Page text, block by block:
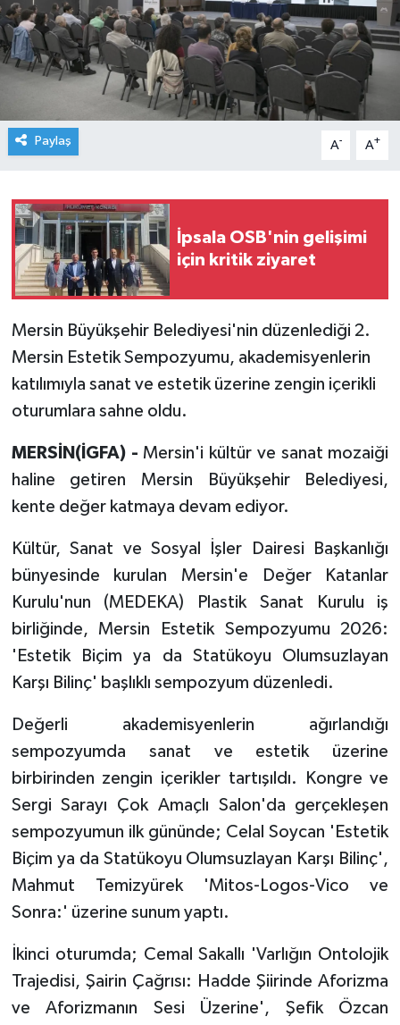
Paylaş A- A+
İpsala OSB'nin gelişimi
için kritik ziyaret
Mersin Büyükşehir Belediyesi'nin düzenlediği 2.
Mersin Estetik Sempozyumu, akademisyenlerin
katılımıyla sanat ve estetik üzerine zengin içerikli
oturumlara sahne oldu.
MERSİN(İGFA) - Mersin'i kültür ve sanat mozaiği
haline getiren Mersin Büyükşehir Belediyesi,
kente değer katmaya devam ediyor.
Kültür, Sanat ve Sosyal İşler Dairesi Başkanlığı
bünyesinde kurulan Mersin'e Değer Katanlar
Kurulu'nun (MEDEKA) Plastik Sanat Kurulu iş
birliğinde, Mersin Estetik Sempozyumu 2026:
'Estetik Biçim ya da Statükoyu Olumsuzlayan
Karşı Bilinç' başlıklı sempozyum düzenledi.
Değerli akademisyenlerin ağırlandığı
sempozyumda sanat ve estetik üzerine
birbirinden zengin içerikler tartışıldı. Kongre ve
Sergi Sarayı Çok Amaçlı Salon'da gerçekleşen
sempozyumun ilk gününde; Celal Soycan 'Estetik
Biçim ya da Statükoyu Olumsuzlayan Karşı Bilinç',
Mahmut Temizyürek 'Mitos-Logos-Vico ve
Sonra:' üzerine sunum yaptı.
İkinci oturumda; Cemal Sakallı 'Varlığın Ontolojik
Trajedisi, Şairin Çağrısı: Hadde Şiirinde Aforizma
ve Aforizmanın Sesi Üzerine', Şefik Özcan